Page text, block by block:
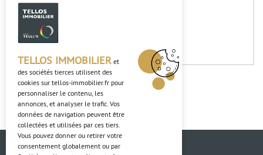
Découvrir
TELLOS IMMOBILIER et
des sociétés tierces utilisent des
cookies sur tellos-immobilier.fr pour
personnaliser le contenu, les
annonces, et analyser le trafic. Vos
données de navigation peuvent être
collectées et utilisées par ces tiers.
Vous pouvez donner ou retirer votre
consentement globalement ou par